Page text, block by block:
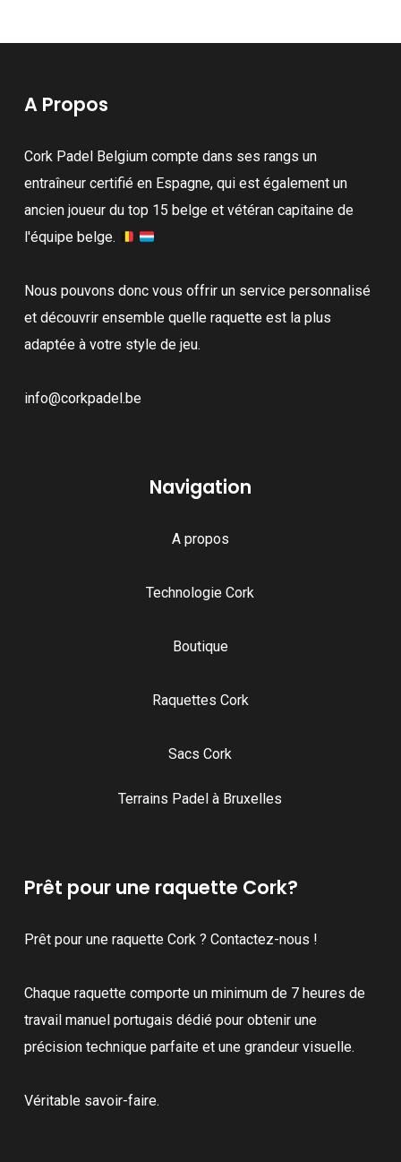
A Propos
Cork Padel Belgium compte dans ses rangs un
entraîneur certifié en Espagne, qui est également un
ancien joueur du top 15 belge et vétéran capitaine de
l'équipe belge.
Nous pouvons donc vous offrir un service personnalisé
et découvrir ensemble quelle raquette est la plus
adaptée à votre style de jeu.
info@corkpadel.be
Navigation
A propos
Technologie Cork
Boutique
Raquettes Cork
Sacs Cork
Terrains Padel à Bruxelles
Prêt pour une raquette Cork?
Prêt pour une raquette Cork ? Contactez-nous !
Chaque raquette comporte un minimum de 7 heures de
travail manuel portugais dédié pour obtenir une
précision technique parfaite et une grandeur visuelle.
Véritable savoir-faire.